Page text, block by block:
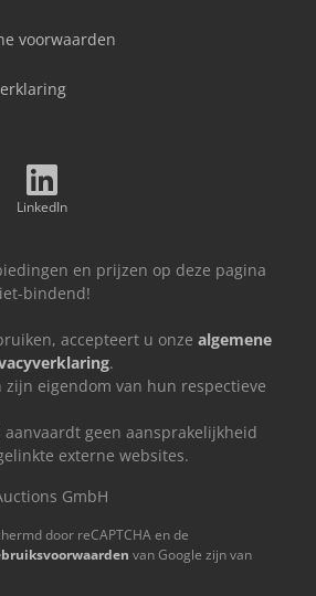
voorwaarden
LinkedIn
en prijzen op deze pagina
bindend!
accepteert u onze algemene
.
zijn eigendom van hun respectieve
aanvaardt geen aansprakelijkheid
externe websites.
GmbH
door reCAPTCHA en de
van Google zijn van